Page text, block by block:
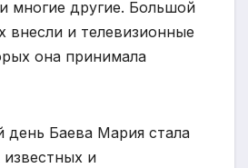
многие другие. Большой
внесли и телевизионные
она принимала
день Баева Мария стала
и